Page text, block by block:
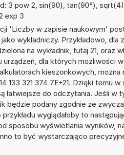
3 pow 2, sin(90), tan(90°),
exp 3
'Liczby w zapisie naukowym'
wykładniczy. Przykładowo, dla
na wykładnik, tutaj 21, oraz
urządzeń, dla których możliwości
kieszonkowych,
133 321 374 7E+21. Dzięki temu
łatwiejsze do odczytania. Jeśli w
będzie podany zgodnie ze
wyglądałoby to
sposobu wyświetlania wyników,
to być wystarczająco